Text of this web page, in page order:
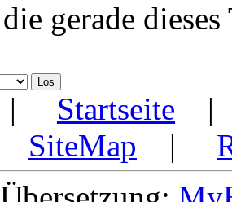
gerade
Startseite
SiteMap |